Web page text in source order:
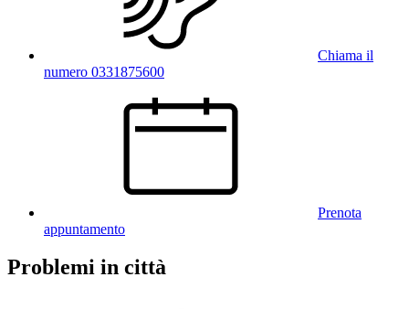
Chiama il
numero 0331875600
Prenota
appuntamento
Problemi in città